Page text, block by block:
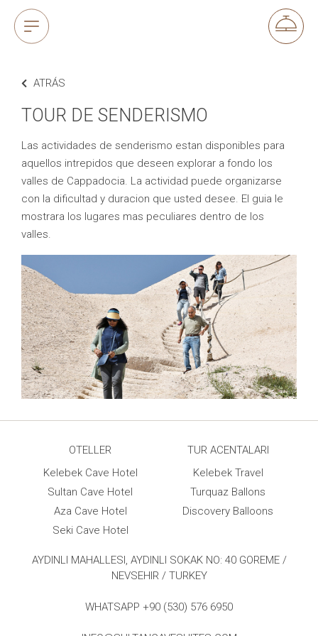
ATRÁS
TOUR DE SENDERISMO
Las actividades de senderismo estan disponibles para
aquellos intrepidos que deseen explorar a fondo los
valles de Cappadocia. La actividad puede organizarse
con la dificultad y duracion que usted desee. El guia le
mostrara los lugares mas peculiares dentro de los
valles.
OTELLER
Kelebek Cave Hotel
Sultan Cave Hotel
Aza Cave Hotel
Seki Cave Hotel
TUR ACENTALARI
Kelebek Travel
Turquaz Ballons
Discovery Balloons
AYDINLI MAHALLESI, AYDINLI SOKAK NO: 40 GOREME /
NEVSEHIR / TURKEY
WHATSAPP +90 (530) 576 6950